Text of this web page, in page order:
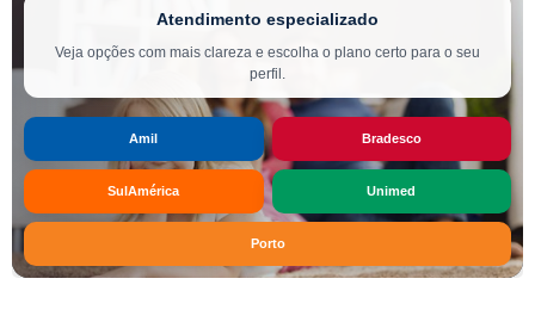
Atendimento especializado
Veja opções com mais clareza e escolha o plano certo para o seu
perfil.
Amil Bradesco
SulAmérica Unimed
Porto